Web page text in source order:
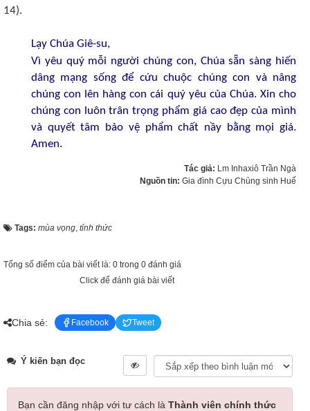
14).
Lạy Chúa Giê-su,
Vì yêu quý mỗi người chúng con, Chúa sẵn sàng hiến
dâng mạng sống để cứu chuộc chúng con và nâng
chúng con lên hàng con cái quý yêu của Chúa. Xin cho
chúng con luôn trân trọng phẩm giá cao đẹp của mình
và quyết tâm bảo vệ phẩm chất nầy bằng mọi giá.
Amen.
Tác giả: Lm Inhaxiô Trần Ngà
Nguồn tin: Gia đình Cựu Chủng sinh Huế
Tags: mùa vọng, tỉnh thức
Tổng số điểm của bài viết là: 0 trong 0 đánh giá
Click để đánh giá bài viết
Chia sẻ: Facebook Tweet
Ý kiến bạn đọc
Bạn cần đăng nhập với tư cách là Thành viên chính thức